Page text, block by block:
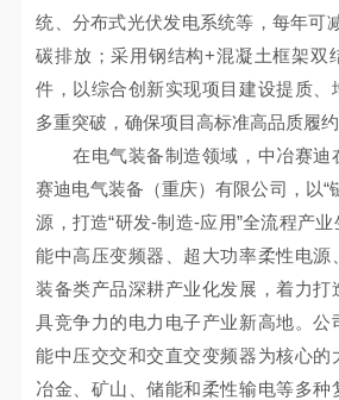
统、分布式光伏发电系统等，每年可
碳排放；采用钢结构+混凝土框架双
件，以综合创新实现项目建设提质、
多重突破，确保项目高标准高品质履约
在电气装备制造领域，中冶赛迪
赛迪电气装备（重庆）有限公司，以“
源，打造“研发-制造-应用”全流程产
能中高压变频器、超大功率柔性电源
装备类产品深耕产业化发展，着力打
具竞争力的电力电子产业新高地。公
能中压交交和交直交变频器为核心的
冶金、矿山、储能和柔性输电等多种